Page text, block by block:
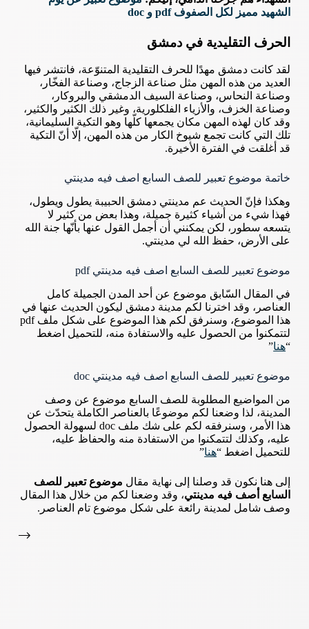
الشهيد مميز لكل الصفوف pdf و doc
الحرف التقليدية في دمشق
لقد كانت دمشق مهدًا للحرف التقليدية المتنوّعة، فانتشر فيها
العديد من هذه المهن مثل صناعة الزجاج، وصناعة الفخّار،
وصناعة النحاس، وصناعة السيف الدمشقي والبروكار،
وصناعة الخزف، والأزياء الفلكلورية، وغير ذلك الكثير والكثير،
وقد كان لهذه المهن مكان يجمعها كلّها وهو التكية السليمانية،
تلك التي كانت تجمع شيوخ الكار من هذه المهن، إلّا أنّ التكية
قد أغلقت في الفترة الأخيرة.
خاتمة موضوع تعبير للصف السابع اصف فيه مدينتي
وهكذا فإنّ الحديث عم مدينتي دمشق الحبيبة يطول ويطول،
فهذا شيء من أشياء كثيرة جميلة، وهذا بعض من كثير لا
يتسعه سطور، لكن يمكنني أن أجمل القول عنها بأنّها جنة الله
على الأرض، حفظ الله لي مدينتي.
موضوع تعبير للصف السابع اصف فيه مدينتي pdf
في المقال السّابق موضوع عن أحد المدن الجميلة كامل
العناصر، وقد اخترنا لكم مدينة دمشق ليكون الحديث عنها في
هذا الموضوع، وسنرفق لكم هذا الموضوع على شكل ملف pdf
لتتمكنوا من الحصول عليه والاستفادة منه، للتحميل اضغط
“هنا”
موضوع تعبير للصف السابع اصف فيه مدينتي doc
من المواضيع المطلوبة للصف السابع موضوع عن وصف
المدينة، لذا وضعنا لكم موضوعًا بالعناصر الكاملة يتحدّث عن
هذا الأمر، وسنرفقه لكم على شك ملف doc لسهولة الحصول
عليه، وكذلك لتتمكنوا من الاستفادة منه والحفاظ عليه،
للتحميل اضغط “هنا”
إلى هنا نكون قد وصلنا إلى نهاية مقال موضوع تعبير للصف
السابع أصف فيه مدينتي، وقد وضعنا لكم من خلال هذا المقال
وصف شامل لمدينة رائعة على شكل موضوع تام العناصر.